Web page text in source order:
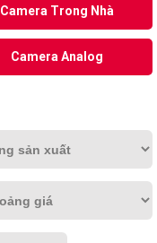
Camera Trong Nhà
Camera Analog